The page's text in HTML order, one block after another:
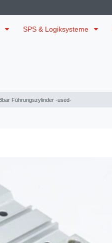
SPS & Logiksysteme
Führungszylinder -used-